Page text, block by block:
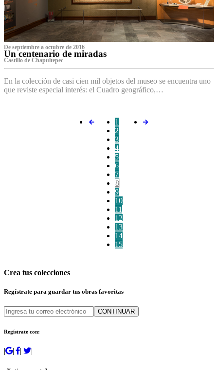
De septiembre a octubre de 2016
Un centenario de miradas
Castillo de Chapultepec
En la colección de casi cien mil objetos del museo se encuentra uno
que reviste especial interés: el Cuadro geográfico,…
1
2
3
4
5
6
7
8
9
10
11
12
13
14
15
Crea tus colecciones
Regístrate para guardar tus obras favoritas
CONTINUAR
Regístrate con:
| | | |